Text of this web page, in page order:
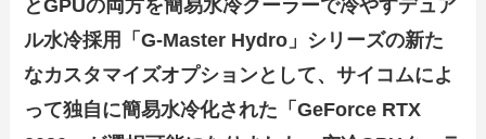
とGPUの両方を簡易水冷クーラーで冷やすデュア
ル水冷採用「G-Master Hydro」シリーズの新た
なカスタマイズオプションとして、サイコムによ
って独自に簡易水冷化された「GeForce RTX